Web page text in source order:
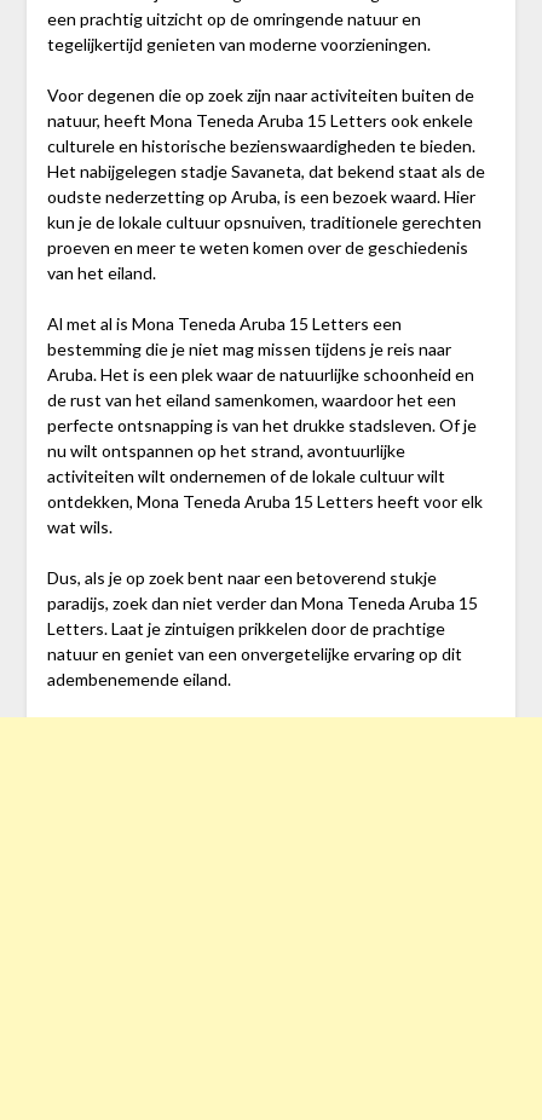
een prachtig uitzicht op de omringende natuur en
tegelijkertijd genieten van moderne voorzieningen.
Voor degenen die op zoek zijn naar activiteiten buiten de
natuur, heeft Mona Teneda Aruba 15 Letters ook enkele
culturele en historische bezienswaardigheden te bieden.
Het nabijgelegen stadje Savaneta, dat bekend staat als de
oudste nederzetting op Aruba, is een bezoek waard. Hier
kun je de lokale cultuur opsnuiven, traditionele gerechten
proeven en meer te weten komen over de geschiedenis
van het eiland.
Al met al is Mona Teneda Aruba 15 Letters een
bestemming die je niet mag missen tijdens je reis naar
Aruba. Het is een plek waar de natuurlijke schoonheid en
de rust van het eiland samenkomen, waardoor het een
perfecte ontsnapping is van het drukke stadsleven. Of je
nu wilt ontspannen op het strand, avontuurlijke
activiteiten wilt ondernemen of de lokale cultuur wilt
ontdekken, Mona Teneda Aruba 15 Letters heeft voor elk
wat wils.
Dus, als je op zoek bent naar een betoverend stukje
paradijs, zoek dan niet verder dan Mona Teneda Aruba 15
Letters. Laat je zintuigen prikkelen door de prachtige
natuur en geniet van een onvergetelijke ervaring op dit
adembenemende eiland.